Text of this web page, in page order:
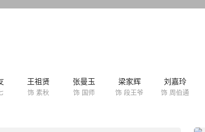
王祖贤
饰 素秋
张曼玉
饰 国师
梁家辉
饰 段王爷
刘嘉玲
饰 周伯通